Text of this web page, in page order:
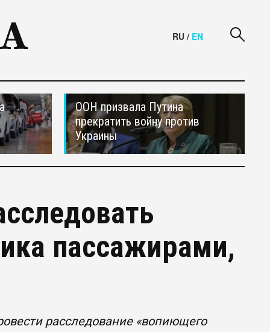
RU / EN
ООН призвала Путина
прекратить войну против
Украины
пассажирами,
расследование «вопиющего